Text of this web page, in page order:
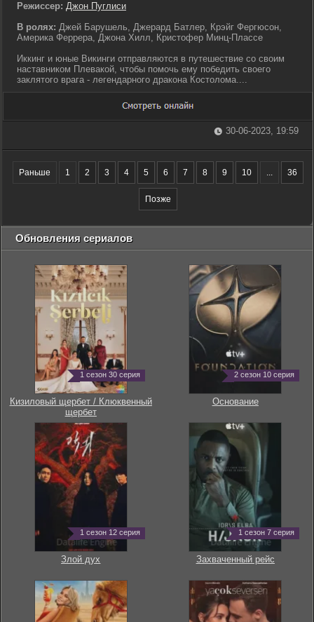
Режиссер: Джон Пуглиси
В ролях: Джей Барушель, Джерард Батлер, Крэйг Фергюсон,
Америка Феррера, Джона Хилл, Кристофер Минц-Плассе
Иккинг и юные Викинги отправляются в путешествие со своим
наставником Плевакой, чтобы помочь ему победить своего
заклятого врага - легендарного дракона Костолома....
30-06-2023, 19:59
Раньше 1 2 3 4 5 6 7 8 9 10 ... 36
Позже
Обновления сериалов
1 сезон 30 серия
Кизиловый щербет / Клюквенный
щербет
2 сезон 10 серия
Основание
1 сезон 12 серия
Злой дух
1 сезон 7 серия
Захваченный рейс